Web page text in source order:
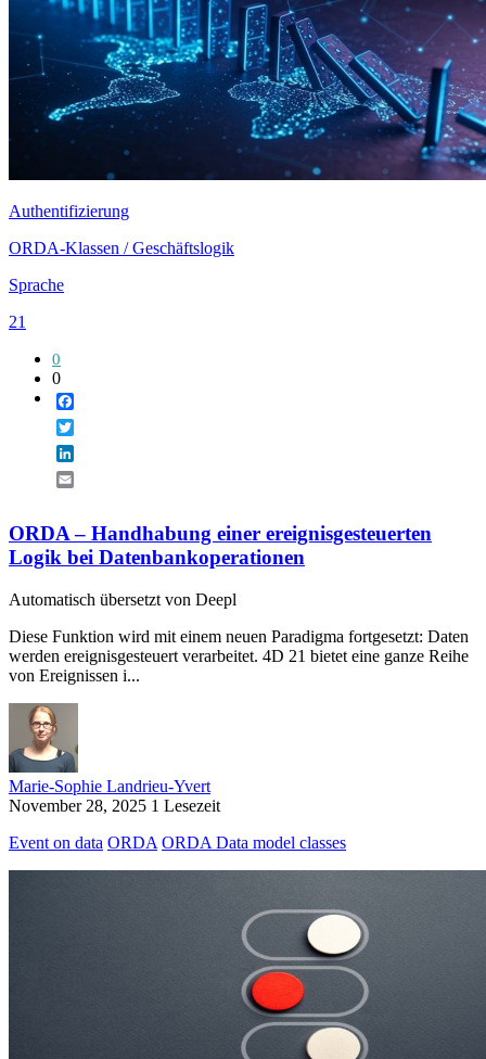
Authentifizierung
ORDA-Klassen / Geschäftslogik
Sprache
21
0
0
ORDA – Handhabung einer ereignisgesteuerten
Logik bei Datenbankoperationen
Automatisch übersetzt von Deepl
Diese Funktion wird mit einem neuen Paradigma fortgesetzt: Daten
werden ereignisgesteuert verarbeitet. 4D 21 bietet eine ganze Reihe
von Ereignissen i...
Marie-Sophie Landrieu-Yvert
November 28, 2025 1 Lesezeit
Event on data ORDA ORDA Data model classes